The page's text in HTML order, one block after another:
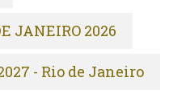
JANEIRO 2026
- Rio de Janeiro